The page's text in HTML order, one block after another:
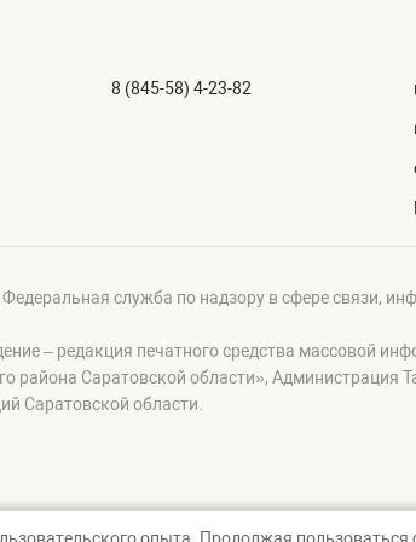
8 (845-58) 4-23-82
служба по надзору в сфере связи,
– редакция печатного средства массовой
района Саратовской области», Администрация
Саратовской области.
опыта. Продолжая